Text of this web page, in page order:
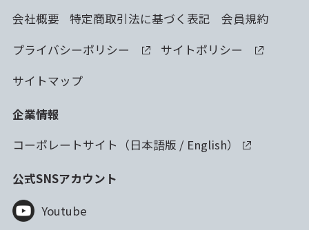
会社概要
特定商取引法に基づく表記
会員規約
プライバシーポリシー
サイトポリシー
サイトマップ
企業情報
コーポレートサイト（日本語版 / English）
公式SNSアカウント
Youtube